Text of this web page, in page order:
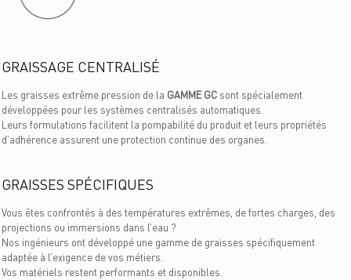
GRAISSAGE CENTRALISÉ
Les graisses extrême pression de la GAMME GC sont spécialement
développées pour les systèmes centralisés automatiques.
Leurs formulations facilitent la pompabilité du produit et leurs propriétés
d’adhérence assurent une protection continue des organes.
GRAISSES SPÉCIFIQUES
Vous êtes confrontés à des températures extrêmes, de fortes charges, des
projections ou immersions dans l’eau ?
Nos ingénieurs ont développé une gamme de graisses spécifiquement
adaptée à l’exigence de vos métiers.
Vos matériels restent performants et disponibles.